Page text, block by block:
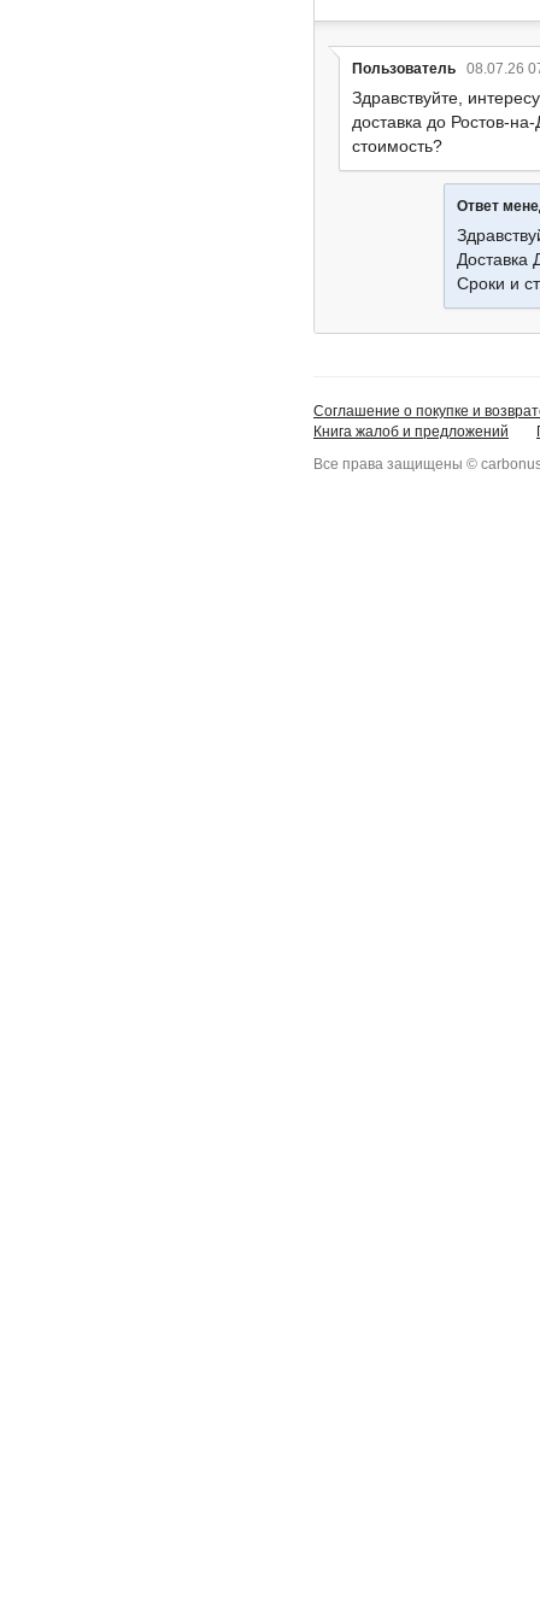
Пользователь 08.07.26
Здравствуйте,
доставка до Ростов-
стоимость?
Ответ
Доставка
Сроки и
Соглашение о покупке и
Книга жалоб и предложений
Все права защищены ©